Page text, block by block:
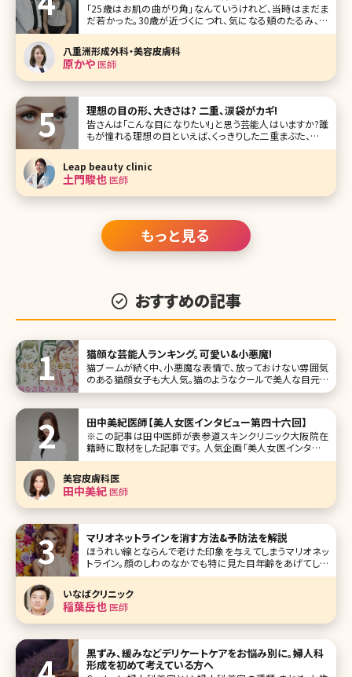
「25歳はお肌の曲がり角」なんていうけれど、当時はまだま
だ若かった。30歳が近づくにつれ、気になる頬のたるみ、毛
穴、目元……。アンチエイジングを始めるにはまだ早い気が
するけれど、どんなケアをすればいいの?美容皮膚科・外科っ
て怖くない?そんな疑問を解決すべく、八重洲形成外科・美容
皮膚科院長の原かや
八重洲形成外科・美容皮膚科
原かや医師
理想の目の形、大きさは? 二重、涙袋がカギ!
皆さんは「こんな目になりたい!」と思う芸能人はいますか?誰
もが憧れる理想の目といえば、くっきりした二重まぶた、目と
目の間隔、涙袋、瞳の大きさ……など、いろいろな条件があり
を持つ芸能人を紹介していきます。また、理想の目に近づけ
るための美容クリ
Leap beauty clinic
土門駿也医師
もっと見る
おすすめの記事
猫顔な芸能人ランキング。可愛い&小悪魔!
猫ブームが続く中、小悪魔な表情で、放っておけない雰囲気
のある猫顔女子も大人気。猫のようなクールで美人な目元を
つくるためにメイク方法を変える女性がいるほど!美女揃い
顔の芸能人をランキング形式にしてご紹介します。 第1位 柴
咲コウ
田中美紀医師【美人女医インタビュー第四十六回】
※この記事は田中医師が表参道スキンクリニック大阪院在
籍時に取材をした記事です。 人気企画「美人女医インタビュ
ー」第四十六回は、東京表参道、名古屋、大阪、沖縄に展開し
ている、表参道スキンクリニック大阪院の田中美紀（たなか
みき）先生です。 中学時代に通った皮膚科で美容治療をやっ
ていて、それに感銘
美容皮膚科医
田中美紀医師
マリオネットラインを消す方法&予防法を解説
ほうれい線とならんで老けた印象を与えてしまうマリオネッ
トライン。顔のしわのなかでも特に見た目年齢をあげてしま
う要素ですが、このマリオネットラインはなぜできるのでしょ
ついて詳しく
いなばクリニック
稲葉岳也医師
黒ずみ、緩みなどデリケートケアをお悩み別に。婦人科
形成を初めて考えている方へ